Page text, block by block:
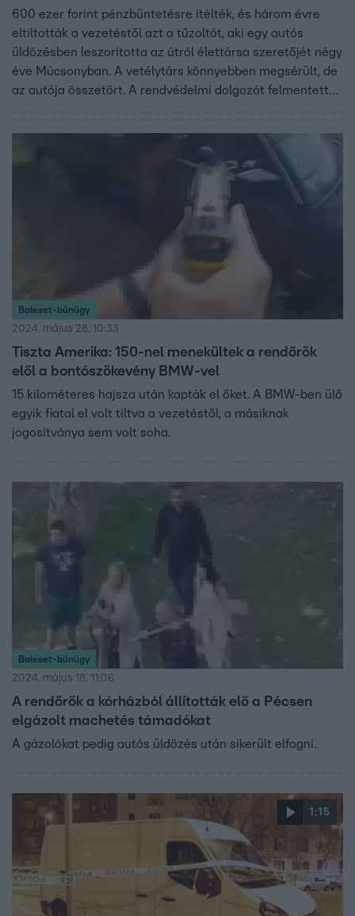
600 ezer forint pénzbüntetésre ítélték, és három évre
eltiltották a vezetéstől azt a tűzoltót, aki egy autós
üldözésben leszorította az útról élettársa szeretőjét négy
éve Múcsonyban. A vetélytárs könnyebben megsérült, de
az autója összetört. A rendvédelmi dolgozót felmentették
Baleset-bűnügy
2024. május 28. 10:33
Tiszta Amerika: 150-nel menekültek a rendőrök
elől a bontószökevény BMW-vel
15 kilométeres hajsza után kapták el őket. A BMW-ben ülő
egyik fiatal el volt tiltva a vezetéstől, a másiknak
jogosítványa sem volt soha.
Baleset-bűnügy
2024. május 18. 11:06
A rendőrök a kórházból állították elő a Pécsen
elgázolt machetés támadókat
A gázolókat pedig autós üldözés után sikerült elfogni.
1:15